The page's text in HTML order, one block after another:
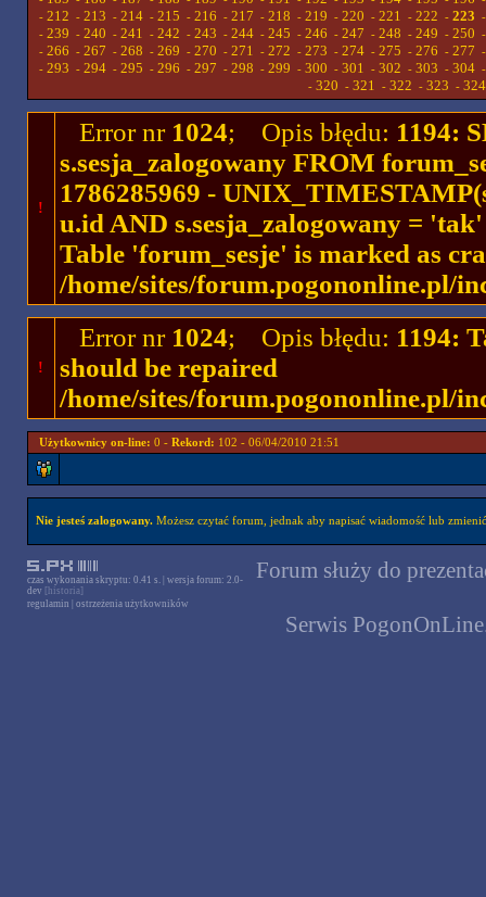
- 212 - 213 - 214- 215 - 216 - 217 - 218 - 219 - 220 - 221 - 222 - 223
- 239 - 240 - 241 - 242 - 243 - 244- 245 - 246 - 247 - 248 - 249 - 250
- 266 - 267 - 268 - 269 - 270 - 271 - 272 - 273 - 274- 275 - 276 - 277
- 293 - 294- 295 - 296 - 297 - 298 - 299 - 300 - 301 - 302 - 303 - 304
- 320 - 321 - 322 - 323 - 324
!
Error nr 1024; Opis błędu: 1194:
s.sesja_zalogowany FROM
1786285969 -
u.id AND s.sesja_zalogowany =
Table 'forum_sesje' is marked as
/home/sites/forum.pogononline.pl/
!
Error nr 1024; Opis błędu: 1194:
should be repaired
/home/sites/forum.pogononline.pl/
Użytkownicy on-line: 0 - Rekord: 102 - 06/04/2010 21:51
Nie jesteś zalogowany.Możesz czytać forum, jednak aby napisać wiadomość lub
czas wykonania skryptu: 0.41 s. | wersja forum: 2.0-
dev [historia]
regulamin
ostrzeżenia użytkowników
Forum służy do
Serwis